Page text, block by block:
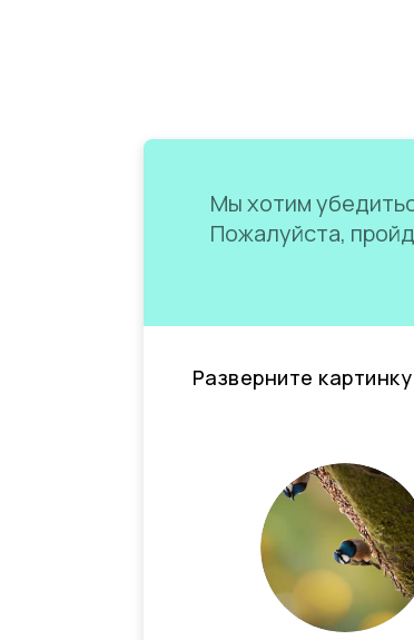
Мы хотим
Пожалуйста,
Разверните